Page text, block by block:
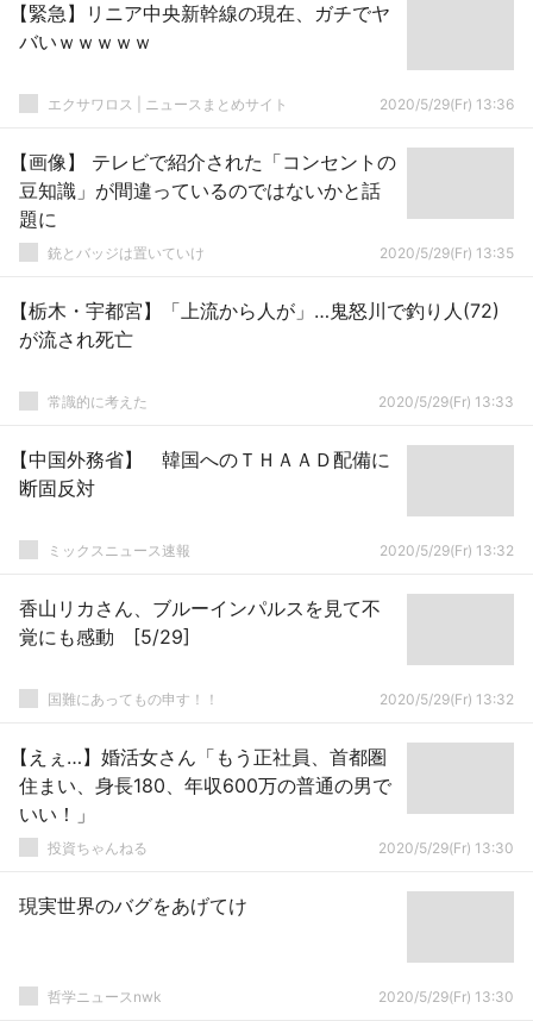
【緊急】リニア中央新幹線の現在、ガチでヤ
バいｗｗｗｗｗ
エクサワロス | ニュースまとめサイト 2020/5/29(Fr) 13:36
【画像】 テレビで紹介された「コンセントの
豆知識」が間違っているのではないかと話
題に
銃とバッジは置いていけ 2020/5/29(Fr) 13:35
【栃木・宇都宮】「上流から人が」…鬼怒川で釣り人(72)
が流され死亡
常識的に考えた 2020/5/29(Fr) 13:33
【中国外務省】 韓国へのＴＨＡＡＤ配備に
断固反対
ミックスニュース速報 2020/5/29(Fr) 13:32
香山リカさん、ブルーインパルスを見て不
覚にも感動 [5/29]
国難にあってもの申す！！ 2020/5/29(Fr) 13:32
【えぇ…】婚活女さん「もう正社員、首都圏
住まい、身長180、年収600万の普通の男で
いい！」
投資ちゃんねる 2020/5/29(Fr) 13:30
現実世界のバグをあげてけ
哲学ニュースnwk 2020/5/29(Fr) 13:30